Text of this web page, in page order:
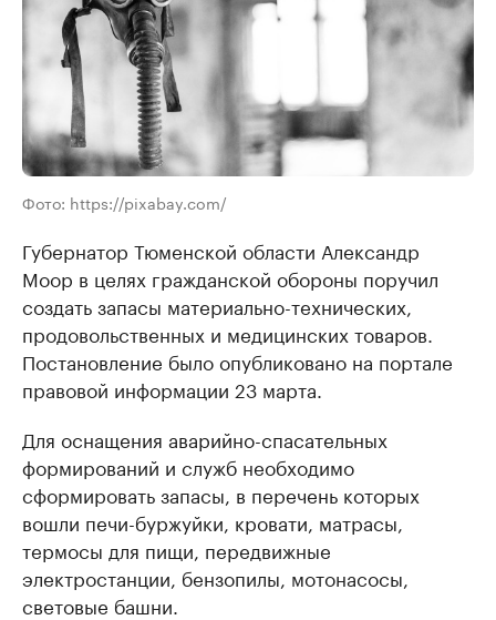
Фото: https://pixabay.com/
Губернатор Тюменской области Александр
Моор в целях гражданской обороны поручил
создать запасы материально-технических,
продовольственных и медицинских товаров.
Постановление было опубликовано на портале
правовой информации 23 марта.
Для оснащения аварийно-спасательных
формирований и служб необходимо
сформировать запасы, в перечень которых
вошли печи-буржуйки, кровати, матрасы,
термосы для пищи, передвижные
электростанции, бензопилы, мотонасосы,
световые башни.